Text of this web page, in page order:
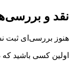
نقد و
هنوز بررسی‌ای ثبت
اولین کسی باشید